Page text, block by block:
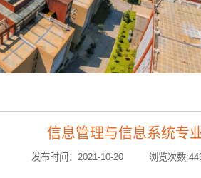
信息管理与信息系统专
发布时间：2021-10-20 浏览次数: